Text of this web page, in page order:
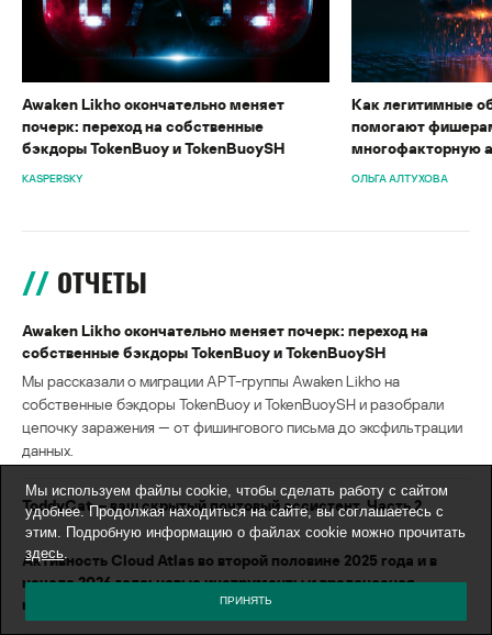
Awaken Likho окончательно меняет
почерк: переход на собственные
бэкдоры TokenBuoy и TokenBuoySH
KASPERSKY
Как легитимные
помогают
многофакторную
ОЛЬГА АЛТУХОВА
ОТЧЕТЫ
Awaken Likho окончательно меняет почерк: переход на
собственные бэкдоры TokenBuoy и TokenBuoySH
Мы рассказали о миграции APT-группы Awaken Likho на
собственные бэкдоры TokenBuoy и TokenBuoySH и разобрали
цепочку заражения — от фишингового письма до эксфильтрации
данных.
ToddyCat — ваш скрытый почтовый ассистент. Часть 2
Активность Cloud Atlas во второй половине 2025 года и в
начале 2026 года: новые инструменты и вредоносная
нагрузка
Мы используем файлы cookie, чтобы сделать работу с сайтом
удобнее. Продолжая находиться на сайте, вы соглашаетесь с
этим. Подробную информацию о файлах cookie можно прочитать
здесь.
ПРИНЯТЬ